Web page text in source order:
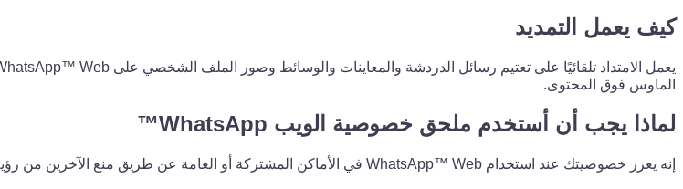
كيف يعمل التمديد
الماوس فوق المحتوى.
لماذا يجب أن أستخدم ملحق خصوصية الويب WhatsApp™
إنه يعزز خصوصيتك عند استخدام WhatsApp™ Web في الأماكن المشتركة أو العامة عن طريق منع الآخرين من رؤية رسائلك ووسائطك دون إذنك.